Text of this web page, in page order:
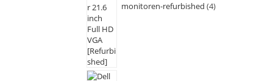
monitoren-refurbished 4